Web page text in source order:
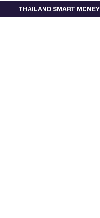
THAILAND SMART MONEY